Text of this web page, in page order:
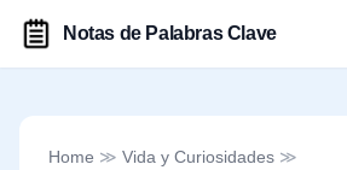
Notas de Palabras Clave
Home ≫ Vida y Curiosidades ≫